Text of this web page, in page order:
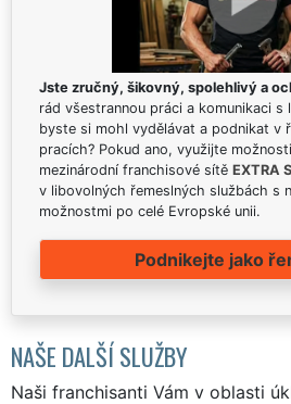
Jste zručný, šikovný, spolehlivý a
rád všestrannou práci a komunikaci s
byste si mohl vydělávat a podnikat v
pracích? Pokud ano, využijte
mezinárodní franchisové sítě EXTRA
v libovolných řemeslných službách s
možnostmi po celé Evropské unii.
Podnikejte jako
NAŠE DALŠÍ SLUŽBY
Naši franchisanti Vám v oblasti